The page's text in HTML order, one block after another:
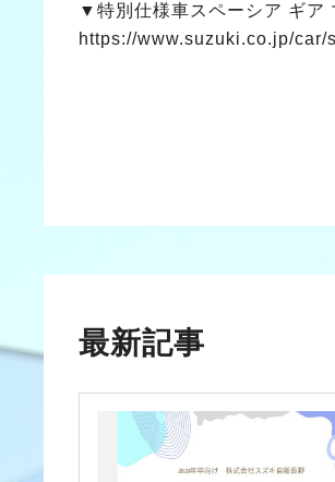
▼特別仕様車スペーシア ギ
https://www.suzuki.co.jp/
最新記事